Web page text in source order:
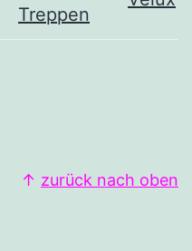
Treppen
↑ zurück nach oben